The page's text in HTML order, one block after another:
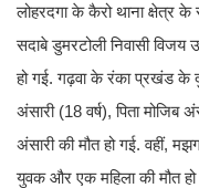
लोहरदगा के कैरो थाना क्षेत्र के
सदाबे डुमरटोली निवासी विजय
हो गई. गढ़वा के रंका प्रखंड के
अंसारी (18 वर्ष), पिता
अंसारी की मौत हो गई. वहीं,
युवक और एक महिला की मौत हो